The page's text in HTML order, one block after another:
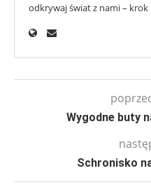
odkrywaj świat z nami –
Wygodne buty
Schronisko